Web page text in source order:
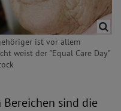
ist vor allem
weist der "Equal Care Day"
sind die